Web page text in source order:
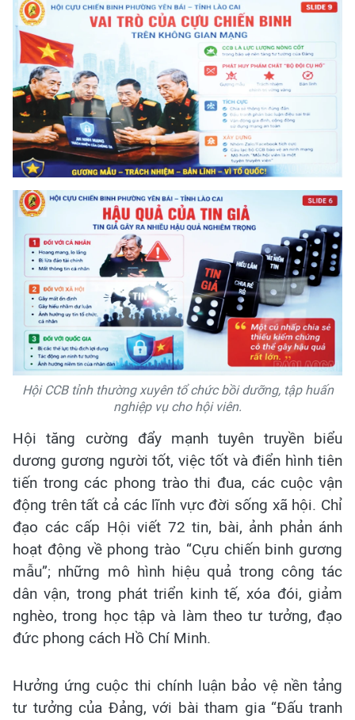
Hội CCB tỉnh thường xuyên tổ chức bồi dưỡng, tập huấn
nghiệp vụ cho hội viên.
Hội tăng cường đẩy mạnh tuyên truyền biểu
dương gương người tốt, việc tốt và điển hình tiên
tiến trong các phong trào thi đua, các cuộc vận
động trên tất cả các lĩnh vực đời sống xã hội. Chỉ
đạo các cấp Hội viết 72 tin, bài, ảnh phản ánh
hoạt động về phong trào “Cựu chiến binh gương
mẫu”; những mô hình hiệu quả trong công tác
dân vận, trong phát triển kinh tế, xóa đói, giảm
nghèo, trong học tập và làm theo tư tưởng, đạo
đức phong cách Hồ Chí Minh.
Hưởng ứng cuộc thi chính luận bảo vệ nền tảng
tư tưởng của Đảng, với bài tham gia “Đấu tranh